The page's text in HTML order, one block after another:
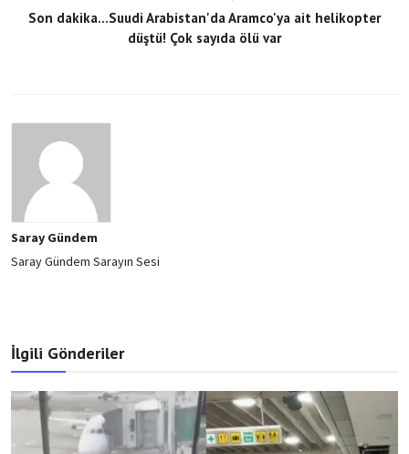
Son dakika...Suudi Arabistan'da Aramco'ya ait helikopter
düştü! Çok sayıda ölü var
Saray Gündem
Saray Gündem Sarayın Sesi
İlgili Gönderiler